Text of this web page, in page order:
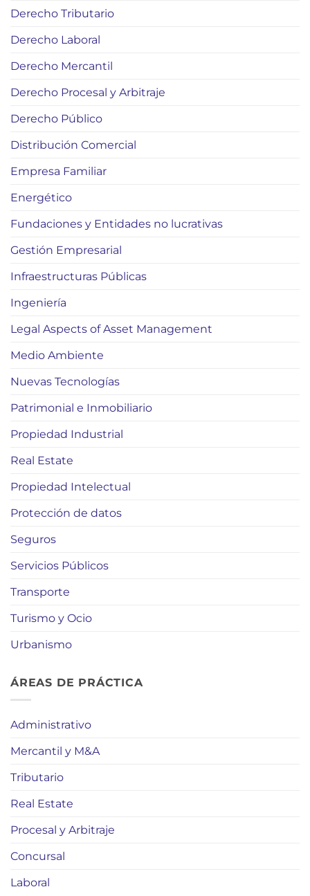
Derecho Tributario
Derecho Laboral
Derecho Mercantil
Derecho Procesal y Arbitraje
Derecho Público
Distribución Comercial
Empresa Familiar
Energético
Fundaciones y Entidades no lucrativas
Gestión Empresarial
Infraestructuras Públicas
Ingeniería
Legal Aspects of Asset Management
Medio Ambiente
Nuevas Tecnologías
Patrimonial e Inmobiliario
Propiedad Industrial
Real Estate
Propiedad Intelectual
Protección de datos
Seguros
Servicios Públicos
Transporte
Turismo y Ocio
Urbanismo
ÁREAS DE PRÁCTICA
Administrativo
Mercantil y M&A
Tributario
Real Estate
Procesal y Arbitraje
Concursal
Laboral